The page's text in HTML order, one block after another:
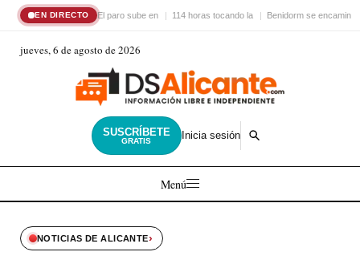
EN DIRECTO El paro sube en 114 horas tocando la Benidorm se encamina
jueves, 6 de agosto de 2026
SUSCRÍBETE
GRATIS Inicia sesión
Menú
NOTICIAS DE ALICANTE›